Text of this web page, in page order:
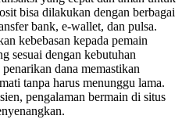
bisa dilakukan dengan berbagai
bank, e-wallet, dan pulsa.
kebebasan kepada pemain
sesuai dengan kebutuhan
dana memastikan
tanpa harus menunggu lama.
pengalaman bermain di situs